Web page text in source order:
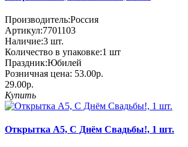
Производитель:Россия
Артикул:7701103
Наличие:3 шт.
Количество в упаковке:1 шт
Праздник:Юбилей
Розничная цена: 53.00р.
29.00р.
Купить
Открытка А5, С Днём Свадьбы!, 1 шт.